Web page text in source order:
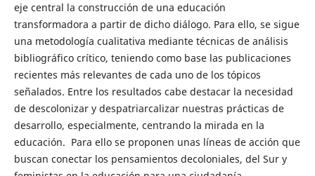
eje central la construcción de una educación
transformadora a partir de dicho diálogo. Para ello, se sigue
una metodología cualitativa mediante técnicas de análisis
bibliográfico crítico, teniendo como base las publicaciones
recientes más relevantes de cada uno de los tópicos
señalados. Entre los resultados cabe destacar la necesidad
de descolonizar y despatriarcalizar nuestras prácticas de
desarrollo, especialmente, centrando la mirada en la
educación. Para ello se proponen unas líneas de acción que
buscan conectar los pensamientos decoloniales, del Sur y